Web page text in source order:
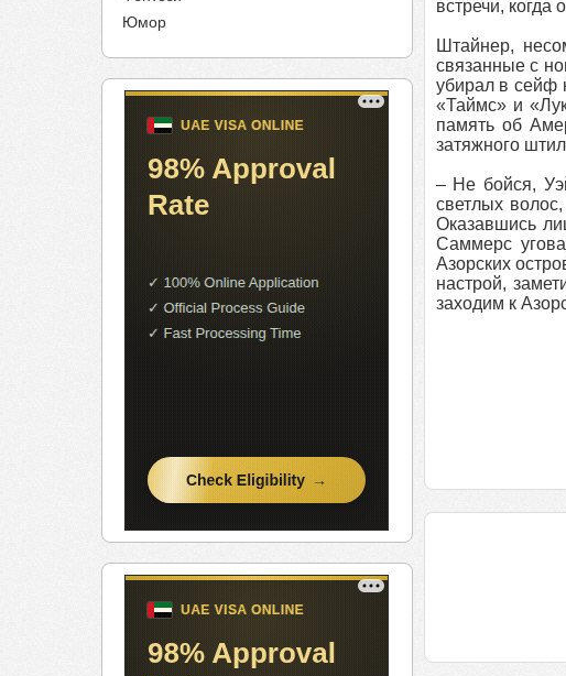
Юмор
встречи,
Штайнер,
связанные с
убирал в сейф
«Таймс» и
память об
затяжного
– Не бойся,
светлых
Оказавшись
Саммерс
Азорских
настрой,
заходим к